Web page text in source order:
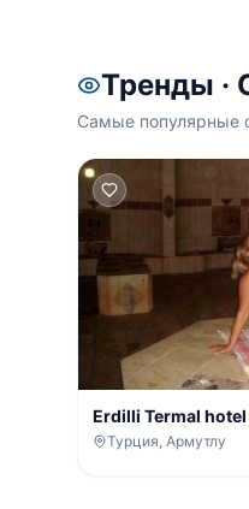
Тренды ·
Самые популярные
Erdilli Termal hotel
Турция, Армутлу